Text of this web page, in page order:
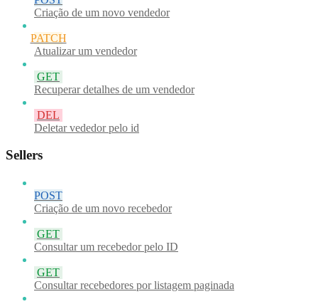
Criação de um novo vendedor
PATCH
Atualizar um vendedor
GET
Recuperar detalhes de um vendedor
DEL
Deletar vededor pelo id
Sellers
POST
Criação de um novo recebedor
GET
Consultar um recebedor pelo ID
GET
Consultar recebedores por listagem paginada